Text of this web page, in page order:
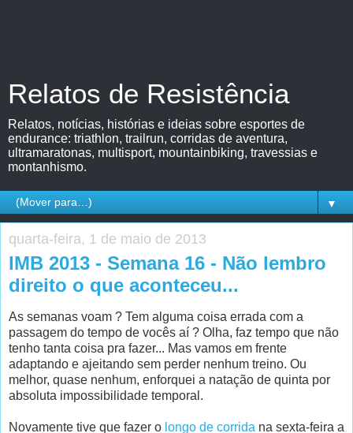
Relatos de Resistência
Relatos, notícias, histórias e ideias sobre esportes de
endurance: triathlon, trailrun, corridas de aventura,
ultramaratonas, multisport, mountainbiking, travessias e
montanhismo.
▼
quarta-feira, 1 de maio de 2013
IMB 2013 - Semana 16 - Não lembro
direito o que aconteceu...
As semanas voam ? Tem alguma coisa errada com a
passagem do tempo de vocês aí ? Olha, faz tempo que não
tenho tanta coisa pra fazer... Mas vamos em frente
adaptando e ajeitando sem perder nenhum treino. Ou
melhor, quase nenhum, enforquei a natação de quinta por
absoluta impossibilidade temporal.
Novamente tive que fazer o longo de corrida na sexta-feira a